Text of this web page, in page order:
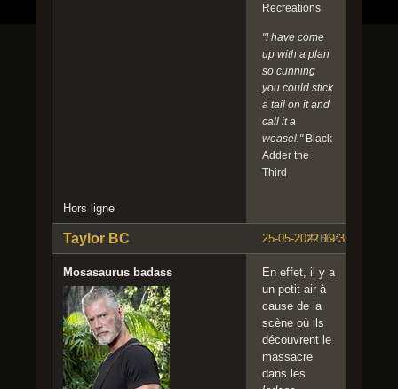
Recreations
"I have come
up with a plan
so cunning
you could stick
a tail on it and
call it a
weasel."Black
Adder the
Third
Hors ligne
#1662
25-05-2022 19:35:40
Taylor BC
Mosasaurus badass
En effet, il y a
un petit air à
cause de la
scène où ils
découvrent le
massacre
dans les